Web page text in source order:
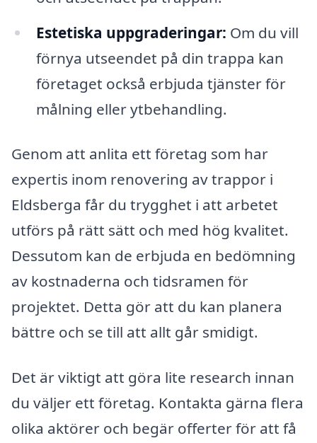
Estetiska uppgraderingar: Om du vill
förnya utseendet på din trappa kan
företaget också erbjuda tjänster för
målning eller ytbehandling.
Genom att anlita ett företag som har
expertis inom renovering av trappor i
Eldsberga får du trygghet i att arbetet
utförs på rätt sätt och med hög kvalitet.
Dessutom kan de erbjuda en bedömning
av kostnaderna och tidsramen för
projektet. Detta gör att du kan planera
bättre och se till att allt går smidigt.
Det är viktigt att göra lite research innan
du väljer ett företag. Kontakta gärna flera
olika aktörer och begär offerter för att få